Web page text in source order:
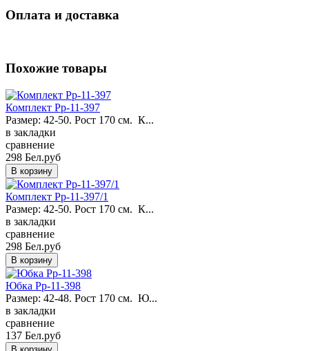
Оплата и доставка
Похожие товары
Комплект Pp-11-397
Размер: 42-50. Рост 170 см. К...
в закладки
сравнение
298 Бел.руб
Комплект Pp-11-397/1
Размер: 42-50. Рост 170 см. К...
в закладки
сравнение
298 Бел.руб
Юбка Pp-11-398
Размер: 42-48. Рост 170 см. Ю...
в закладки
сравнение
137 Бел.руб